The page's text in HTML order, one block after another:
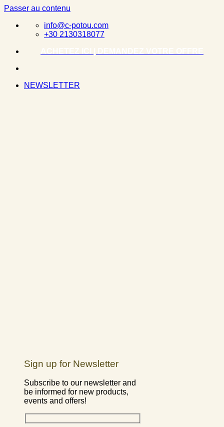
Passer au contenu
info@c-potou.com
+30 2130318077
NEWSLETTER
Sign up for Newsletter
Subscribe to our newsletter and
be informed for new products,
events and offers!